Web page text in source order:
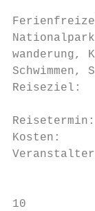
wanderung,
Reiseziel:
Kosten:
10